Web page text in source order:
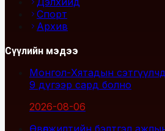
Спорт
Архив
Сүүлийн мэдээ
Монгол-Хятадын
9 дүгээр сард болно
2026-08-06